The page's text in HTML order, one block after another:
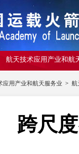
航天技术应用产业和航
应用产业和航天服务业 > 航
跨尺